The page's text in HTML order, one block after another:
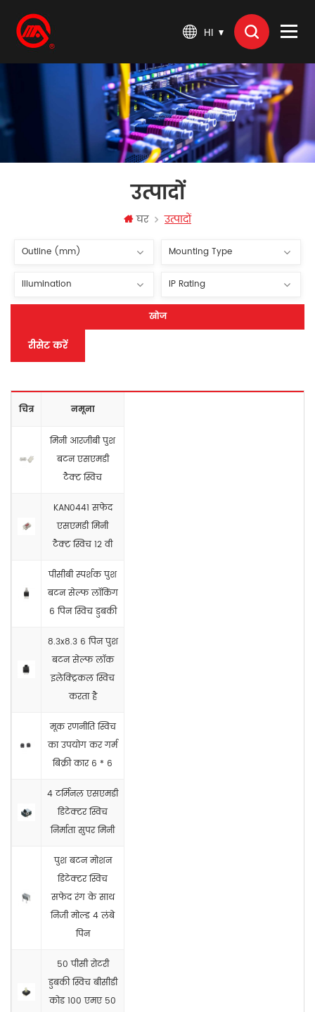
HI
उत्पादों
घर उत्पादों
खोज
रीसेट करें
चित्र नमूना
मिनी आरजीबी पुश
बटन एसएमडी
टैक्ट स्विच
KAN0441 सफेद
एसएमडी मिनी
टैक्ट स्विच 12 वी
पीसीबी स्पर्शक पुश
बटन सेल्फ लॉकिंग
6 पिन स्विच डुबकी
8.3x8.3 6 पिन पुश
बटन सेल्फ लॉक
इलेक्ट्रिकल स्विच
करता है
मूक रणनीति स्विच
का उपयोग कर गर्म
बिक्री कार 6 * 6
4 टर्मिनल एसएमडी
डिटेक्टर स्विच
निर्माता सुपर मिनी
पुश बटन मोशन
डिटेक्टर स्विच
सफेद रंग के साथ
निजी मोल्ड 4 लंबे
पिन
50 पीसी रोटरी
डुबकी स्विच बीसीडी
कोड 100 एमए 50